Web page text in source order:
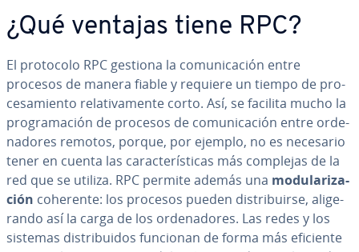
¿Qué ventajas tiene RPC?
El protocolo RPC gestiona la co­mu­ni­ca­ción entre
procesos de manera fiable y requiere un tiempo de pro­
ce­sa­mie­n­to re­la­ti­va­me­n­te corto. Así, se facilita mucho la
pro­gra­ma­ción de procesos de co­mu­ni­ca­ción entre or­de­
na­do­res remotos, porque, por ejemplo, no es necesario
tener en cuenta las ca­ra­c­te­rí­s­ti­cas más complejas de la
red que se utiliza. RPC permite además una mo­du­la­ri­za­
ción coherente: los procesos pueden di­s­tri­bui­r­se, ali­ge­
ra­n­do así la carga de los or­de­na­do­res. Las redes y los
sistemas di­s­tri­bui­dos funcionan de forma más eficiente